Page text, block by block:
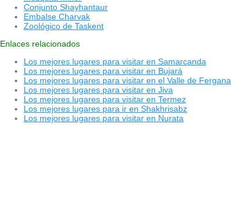
Conjunto Shayhantaur
Embalse Charvak
Zoológico de Taskent
Enlaces relacionados
Los mejores lugares para visitar en Samarcanda
Los mejores lugares para visitar en Bujará
Los mejores lugares para visitar en el Valle de Fergana
Los mejores lugares para visitar en Jiva
Los mejores lugares para visitar en Termez
Los mejores lugares para ir en Shakhrisabz
Los mejores lugares para visitar en Nurata